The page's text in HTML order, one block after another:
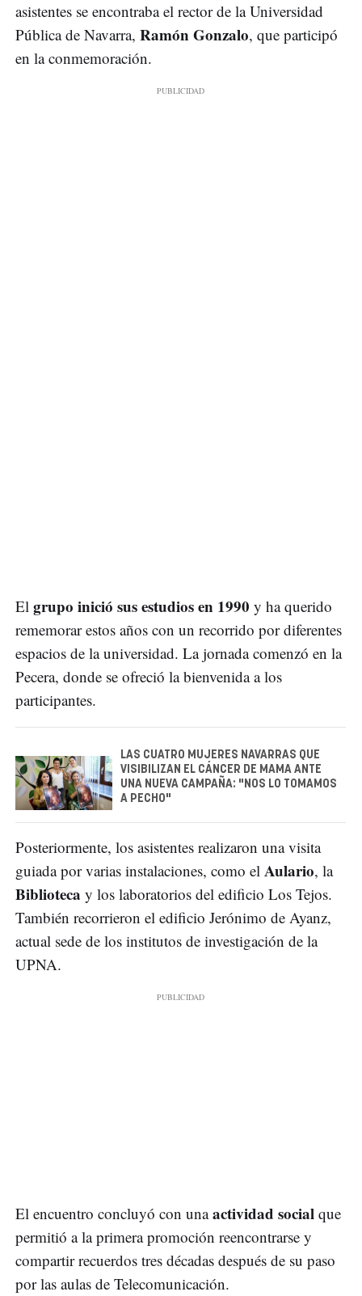
asistentes se encontraba el rector de la Universidad
Pública de Navarra, Ramón Gonzalo, que participó
en la conmemoración.
El grupo inició sus estudios en 1990 y ha querido
rememorar estos años con un recorrido por diferentes
espacios de la universidad. La jornada comenzó en la
Pecera, donde se ofreció la bienvenida a los
participantes.
LAS CUATRO MUJERES NAVARRAS QUE
VISIBILIZAN EL CÁNCER DE MAMA ANTE
UNA NUEVA CAMPAÑA: "NOS LO TOMAMOS
A PECHO"
Posteriormente, los asistentes realizaron una visita
guiada por varias instalaciones, como el Aulario, la
Biblioteca y los laboratorios del edificio Los Tejos.
También recorrieron el edificio Jerónimo de Ayanz,
actual sede de los institutos de investigación de la
UPNA.
El encuentro concluyó con unaactividad social que
permitió a la primera promoción reencontrarse y
compartir recuerdos tres décadas después de su paso
por las aulas de Telecomunicación.